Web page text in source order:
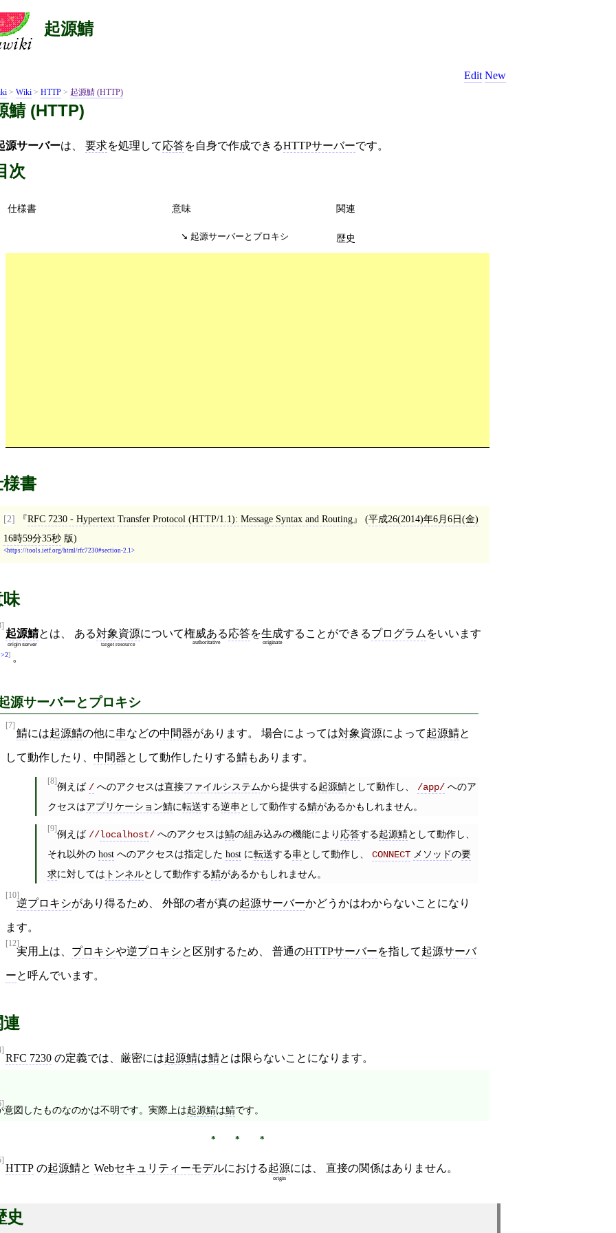
起源鯖
Edit New
> Wiki > HTTP > 起源鯖 (HTTP)
鯖 (HTTP)
源サーバーは、 要求を処理して応答を自身で作成できるHTTPサーバーです。
次
仕様書 意味
起源サーバーとプロキシ
関連
歴史
書
[2] RFC 7230 - Hypertext Transfer Protocol (HTTP/1.1): Message Syntax and Routing (平成26(2014)年6月6日(金)
16時59分35秒版)
https://tools.ietf.org/html/rfc7230#section-2.1
起源鯖
origin server
とは、 ある対象資源
target resource
について権威ある
authoritative
応答を生成
originate
することができるプログラム をいいます
。
源サーバーとプロキシ
[7]
鯖には起源鯖の他に串などの中間器があります。 場合によっては対象資源によって起源鯖と
して動作したり、 中間器として動作したりする鯖もあります。
[8]例えば /へのアクセスは直接ファイルシステムから提供する起源鯖として動作し、 /app/へのア
クセスはアプリケーション鯖に転送する逆串として動作する鯖があるかもしれません。
[9]例えば //localhost/ へのアクセスは鯖の組み込みの機能により 応答する起源鯖として動作し、
それ以外の hostへのアクセスは指定した hostに転送する串として動作し、 CONNECT メソッドの要
求に対しては トンネルとして動作する鯖があるかもしれません。
[10]
逆プロキシがあり得るため、 外部の者が真の起源サーバーかどうかはわからないことになり
ます。
[12]
実用上は、 プロキシや逆プロキシと区別するため、 普通のHTTPサーバーを指して起源サーバ
ーと呼んでいます。
RFC 7230 の定義では、厳密には起源鯖は鯖とは限らないことになります。
意図したものなのかは不明です。実際上は起源鯖は鯖です。
HTTP の起源鯖と Webセキュリティーモデルにおける起源
origin
には、 直接の関係はありません。
史